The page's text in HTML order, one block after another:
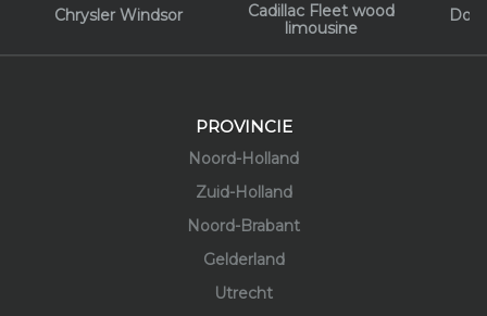
Chrysler Windsor
Cadillac Fleet wood
limousine
PROVINCIE
Noord-Holland
Zuid-Holland
Noord-Brabant
Gelderland
Utrecht